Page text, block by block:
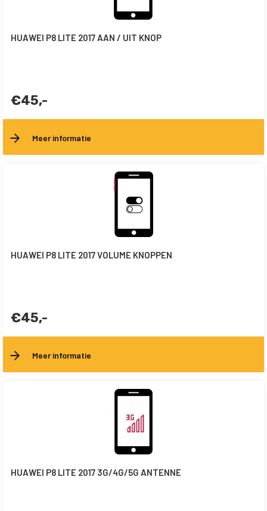
HUAWEI P8 LITE 2017 AAN / UIT KNOP
€45,-
Meer informatie
HUAWEI P8 LITE 2017 VOLUME KNOPPEN
€45,-
Meer informatie
HUAWEI P8 LITE 2017 3G/4G/5G ANTENNE